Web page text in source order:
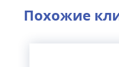
Похожие